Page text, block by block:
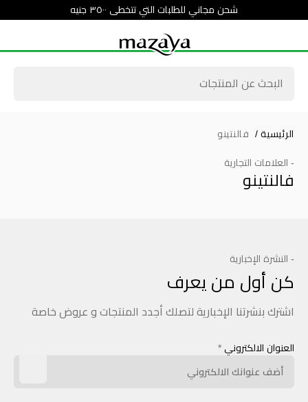
شحن مجاني للطلبات التي تتخطى ٣٥٠٠ جنيه
الرئيسية / فالنتينو
- العلامات التجارية
فالنتينو
- النشرة الإخبارية
كن أول من يعرف
اشترك بنشرتنا الإخبارية لتصلك أجدد المنتجات و عروض خاصة
العنوان الالكتروني *